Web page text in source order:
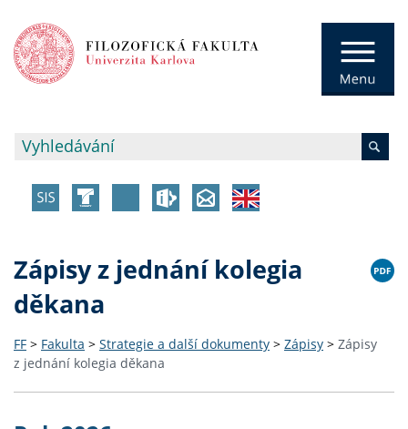
Zápisy z jednání kolegia
děkana
FF > Fakulta > Strategie a další dokumenty > Zápisy > Zápisy
z jednání kolegia děkana